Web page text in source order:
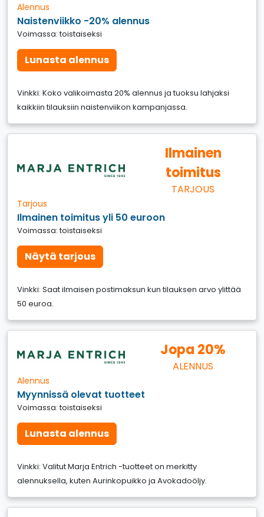
Alennus
Naistenviikko -20% alennus
Voimassa: toistaiseksi
Lunasta alennus
Vinkki: Koko valikoimasta 20% alennus ja tuoksu lahjaksi
kaikkiin tilauksiin naistenviikon kampanjassa.
Ilmainen
toimitus
TARJOUS
Tarjous
Ilmainen toimitus yli 50 euroon
Voimassa: toistaiseksi
Näytä tarjous
Vinkki: Saat ilmaisen postimaksun kun tilauksen arvo ylittää
50 euroa.
Jopa 20%
ALENNUS
Alennus
Myynnissä olevat tuotteet
Voimassa: toistaiseksi
Lunasta alennus
Vinkki: Valitut Marja Entrich -tuotteet on merkitty
alennuksella, kuten Aurinkopuikko ja Avokadoöljy.